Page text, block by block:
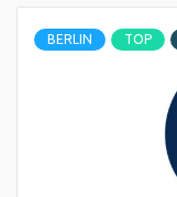
BERLIN TOP